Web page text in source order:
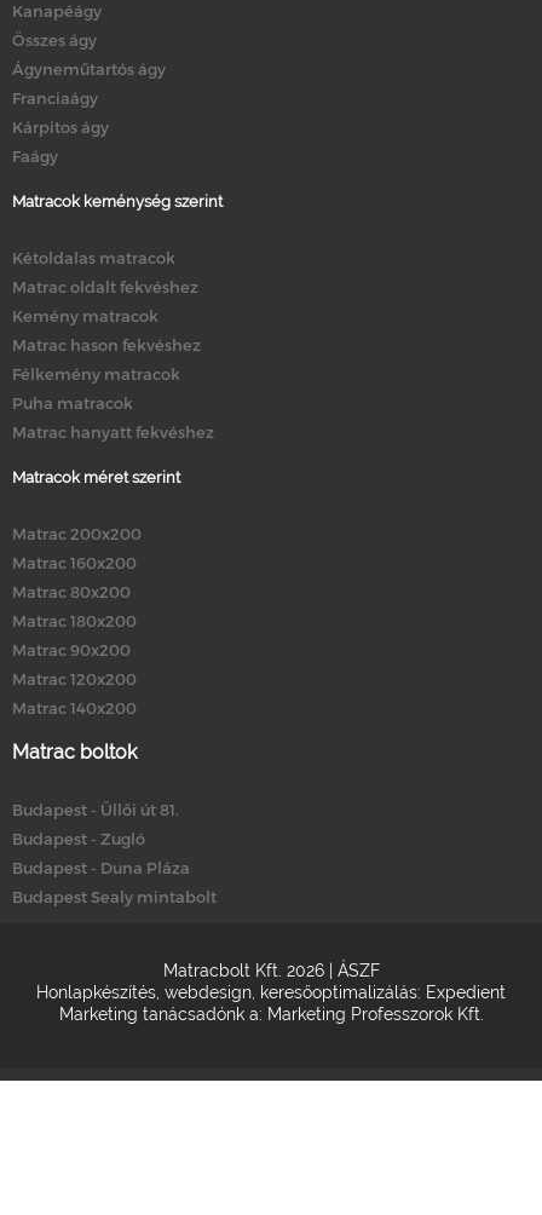
Kanapéágy
Összes ágy
Ágyneműtartós ágy
Franciaágy
Kárpitos ágy
Faágy
Matracok keménység szerint
Kétoldalas matracok
Matrac oldalt fekvéshez
Kemény matracok
Matrac hason fekvéshez
Félkemény matracok
Puha matracok
Matrac hanyatt fekvéshez
Matracok méret szerint
Matrac 200x200
Matrac 160x200
Matrac 80x200
Matrac 180x200
Matrac 90x200
Matrac 120x200
Matrac 140x200
Matrac boltok
Budapest - Üllői út 81.
Budapest - Zugló
Budapest - Duna Pláza
Budapest Sealy mintabolt
Matracbolt Kft. 2026 | ÁSZF
Honlapkészítés webdesign keresőoptimalizálás: Expedient
Marketing tanácsadónk a: Marketing Professzorok Kft.